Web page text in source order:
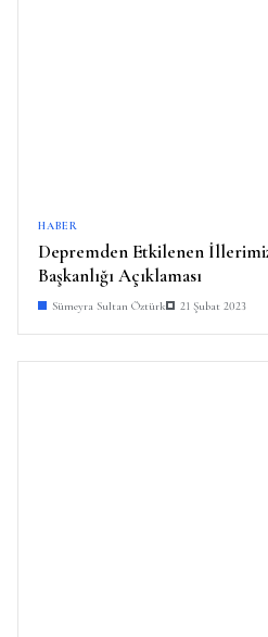
HABER
Depremden Etkilenen
Başkanlığı Açıklaması
Sümeyra Sultan Öztürk 21 Şubat 2023